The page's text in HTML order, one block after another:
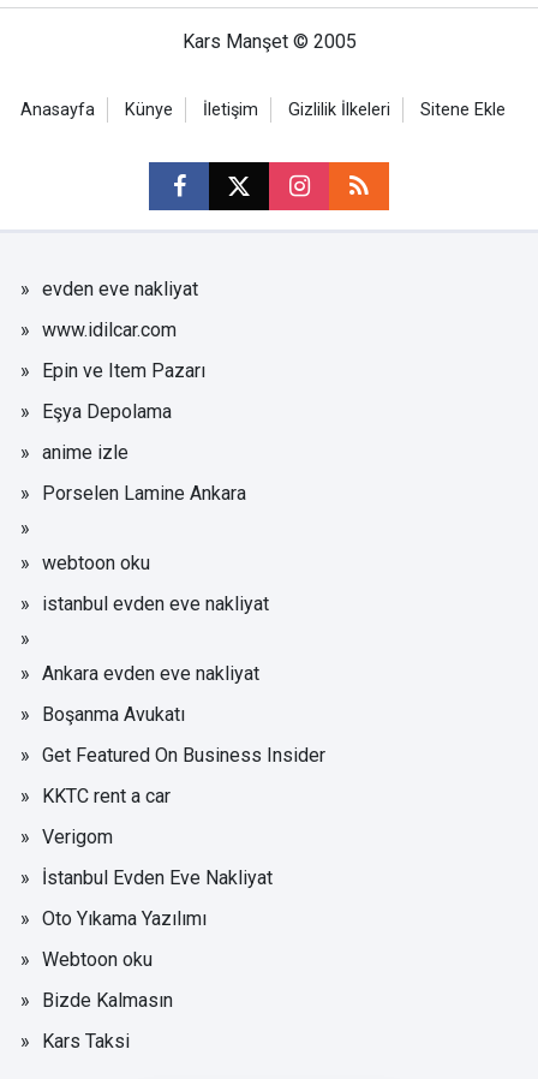
Kars Manşet © 2005
Anasayfa Künye İletişim Gizlilik İlkeleri Sitene Ekle
evden eve nakliyat
www.idilcar.com
Epin ve Item Pazarı
Eşya Depolama
anime izle
Porselen Lamine Ankara
webtoon oku
istanbul evden eve nakliyat
Ankara evden eve nakliyat
Boşanma Avukatı
Get Featured On Business Insider
KKTC rent a car
Verigom
İstanbul Evden Eve Nakliyat
Oto Yıkama Yazılımı
Webtoon oku
Bizde Kalmasın
Kars Taksi